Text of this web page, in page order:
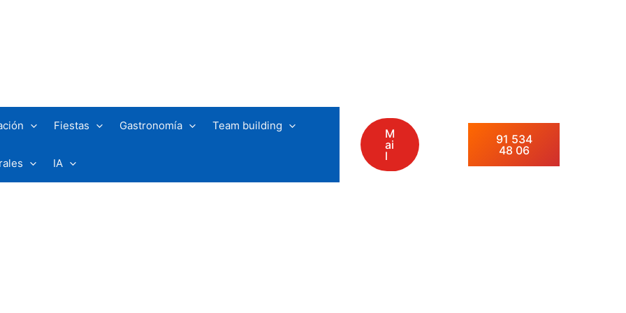
Fiestas Gastronomía Team building
IA
M
ai
l
91 534
48 06